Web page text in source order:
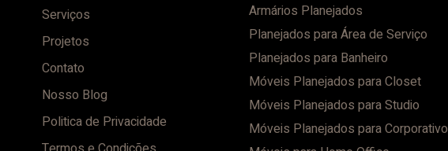
Serviços
Projetos
Contato
Nosso Blog
Politica de Privacidade
Armários Planejados
Planejados para Área de Serviço
Planejados para Banheiro
Móveis Planejados para Closet
Móveis Planejados para Studio
Móveis Planejados para Corporativo